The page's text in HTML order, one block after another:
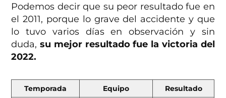
Podemos decir que su peor resultado fue en
el 2011, porque lo grave del accidente y que
lo tuvo varios días en observación y sin
duda, su mejor resultado fue la victoria del
2022.
Temporada Equipo
Resultado